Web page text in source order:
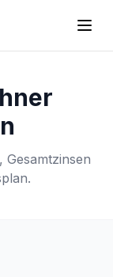
Gesamtzinsen